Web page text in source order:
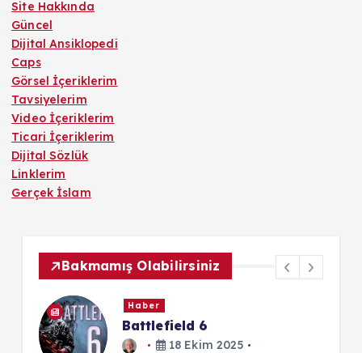
Site Hakkında
Güncel
Dijital Ansiklopedi
Caps
Görsel İçeriklerim
Tavsiyelerim
Video İçeriklerim
Ticari İçeriklerim
Dijital Sözlük
Linklerim
Gerçek İslam
Bakmamış Olabilirsiniz
Haber
Battlefield 6
18 Ekim 2025